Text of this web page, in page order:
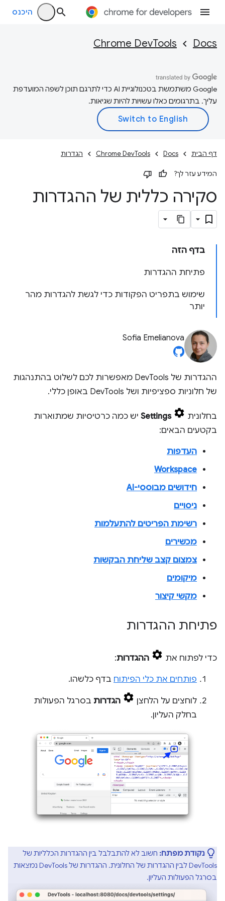
היכנס
Docs
Chrome DevTools
‫Google משתמשת בטכנולוגיית AI כדי לתרגם תוכן לשפה המועדפת
עליך. בתרגומים כאלו עשויות להיות שגיאות.
דף הבית Docs
Chrome DevTools הגדרות
המידע עזר לך?
סקירה כללית של ההגדרות
בדף הזה
פתיחת ההגדרות
שימוש בתפריט הפקודות כדי לגשת להגדרות מהר
יותר
Sofia Emelianova
ההגדרות של DevTools מאפשרות לכם לשלוט בהתנהגות
של חלוניות ספציפיות ושל DevTools באופן כללי.
בחלונית Settings יש כמה כרטיסיות שמתוארות
בקטעים הבאים:
העדפות
Workspace
חידושים מבוססי-AI
ניסויים
רשימת הפריטים להתעלמות
מכשירים
צמצום קצב שליחת הבקשות
מיקומים
מקשי קיצור
פתיחת ההגדרות
כדי לפתוח את ההגדרות:
פותחים את כלי הפיתוח בדף כלשהו.
לוחצים על הלחצן הגדרות בסרגל הפעולות
בחלק העליון.
נקודת מפתח: חשוב לא להתבלבל בין ההגדרות הכלליות של
DevTools לבין ההגדרות של החלונית. ההגדרות של DevTools נמצאות
בסרגל הפעולות העליון.